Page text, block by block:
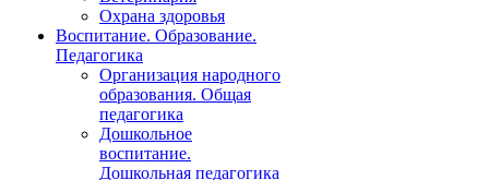
Охрана здоровья
Воспитание. Образование.
Педагогика
Организация народного
образования. Общая
педагогика
Дошкольное
воспитание.
Дошкольная педагогика